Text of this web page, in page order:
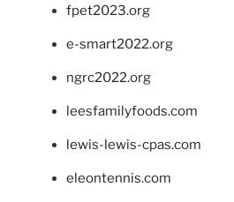
fpet2023.org
e-smart2022.org
ngrc2022.org
leesfamilyfoods.com
lewis-lewis-cpas.com
eleontennis.com